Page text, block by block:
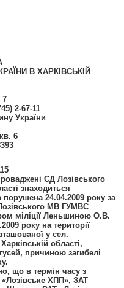
В ХАРКІВСЬКІЙ
7
2-67-11
України
6
СД Лозівського
знаходиться
24.04.2009 року за
МВ ГУМВС
міліції Леньшиною О.В.
року на території
у сел.
області,
причиною загибелі
що в термін часу з
ХПП», ЗАТ